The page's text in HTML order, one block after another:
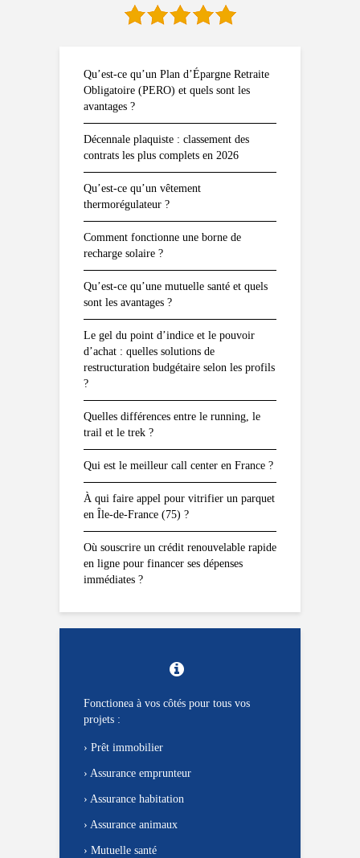
Qu’est-ce qu’un Plan d’Épargne Retraite
Obligatoire (PERO) et quels sont les
avantages ?
Décennale plaquiste : classement des
contrats les plus complets en 2026
Qu’est-ce qu’un vêtement
thermorégulateur ?
Comment fonctionne une borne de
recharge solaire ?
Qu’est-ce qu’une mutuelle santé et quels
sont les avantages ?
Le gel du point d’indice et le pouvoir
d’achat : quelles solutions de
restructuration budgétaire selon les profils
?
Quelles différences entre le running, le
trail et le trek ?
Qui est le meilleur call center en France ?
À qui faire appel pour vitrifier un parquet
en Île-de-France (75) ?
Où souscrire un crédit renouvelable rapide
en ligne pour financer ses dépenses
immédiates ?
Fonctionea à vos côtés pour tous vos
projets :
› Prêt immobilier
› Assurance emprunteur
› Assurance habitation
› Assurance animaux
› Mutuelle santé